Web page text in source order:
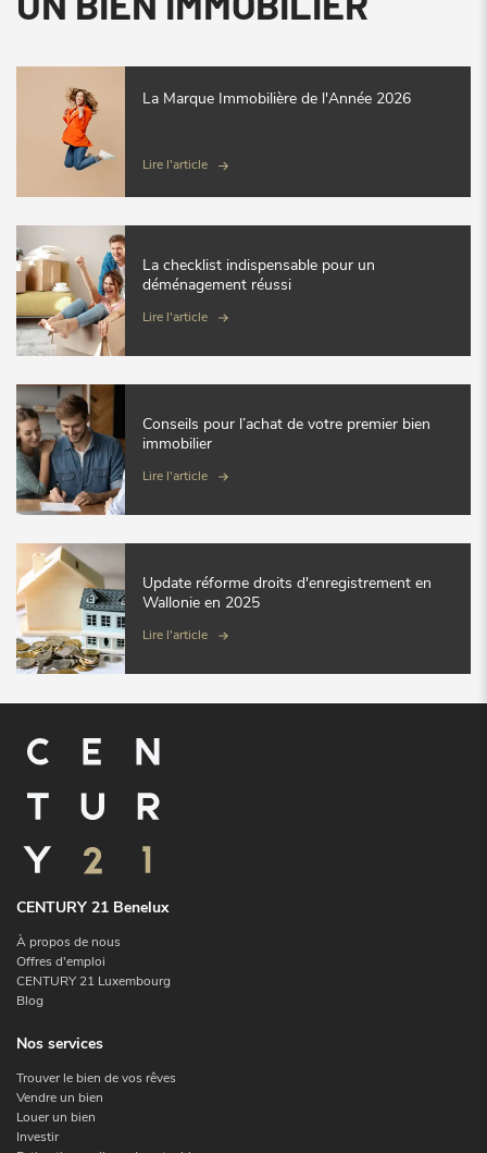
La Marque Immobilière de l'Année 2026
Lire l'article
La checklist indispensable pour un
déménagement réussi
Lire l'article
Conseils pour l’achat de votre premier bien
immobilier
Lire l'article
Update réforme droits d'enregistrement en
Wallonie en 2025
Lire l'article
CENTURY 21 Benelux
À propos de nous
Offres d'emploi
CENTURY 21 Luxembourg
Blog
Nos services
Trouver le bien de vos rêves
Vendre un bien
Louer un bien
Investir